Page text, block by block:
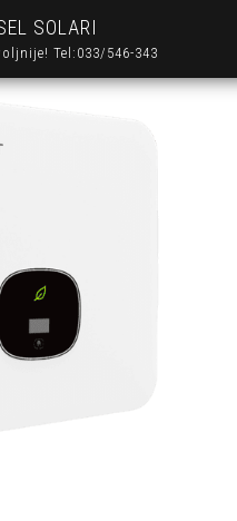
SOLARI
Tel:033/546-343